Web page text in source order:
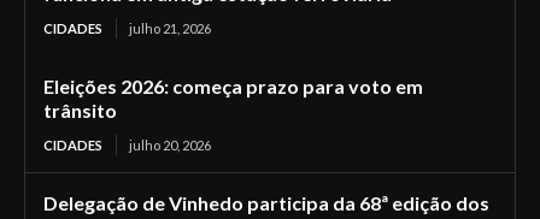
CIDADES julho 21, 2026
Eleições 2026: começa prazo para voto em
trânsito
CIDADES julho 20, 2026
Delegação de Vinhedo participa da 68ª edição dos